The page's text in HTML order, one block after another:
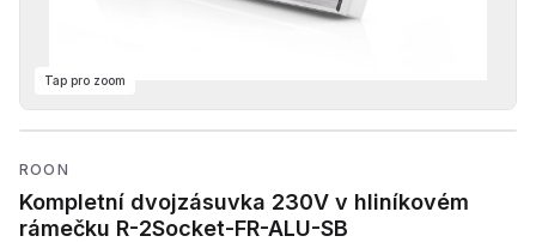
Tap pro zoom
ROON
Kompletní dvojzásuvka 230V v hliníkovém
rámečku R-2Socket-FR-ALU-SB